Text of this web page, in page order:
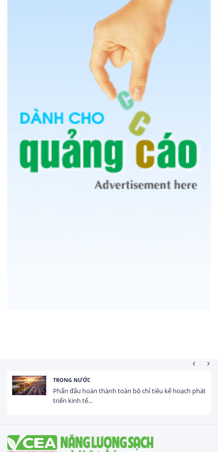
TRONG NƯỚC
Phấn đấu hoàn thành toàn bộ chỉ tiêu kế hoạch phát
triển kinh tế...